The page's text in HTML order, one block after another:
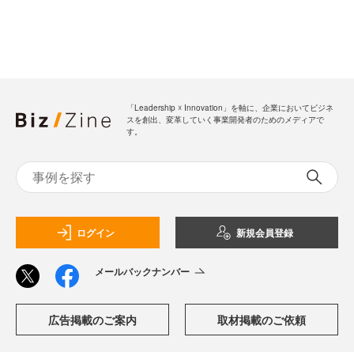
「Leadership ☓ Innovation」を軸に、企業においてビジネ
スを創出、変革していく事業開発者のためのメディアで
す。
ログイン 新規会員登録
メールバックナンバー
広告掲載のご案内 取材掲載のご依頼